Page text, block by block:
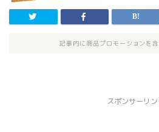
記事内に商品プロモーションを
スポンサーリン